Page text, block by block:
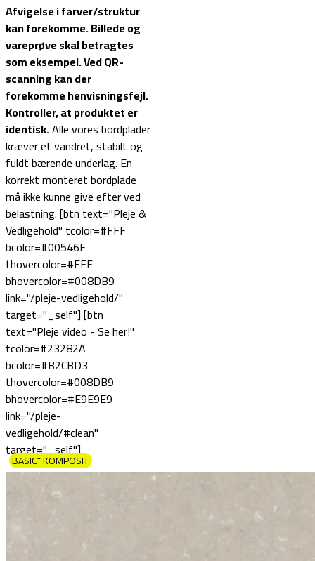
Afvigelse i farver/struktur
kan forekomme. Billede og
vareprøve skal betragtes
som eksempel.Ved QR-
scanning kan der
forekomme henvisningsfejl.
Kontroller, at produktet er
identisk.Alle vores bordplader
kræver et vandret, stabilt og
fuldt bærende underlag. En
korrekt monteret bordplade
må ikke kunne give efter ved
belastning. [btn text="Pleje &
Vedligehold" tcolor=#FFF
bcolor=#00546F
thovercolor=#FFF
bhovercolor=#008DB9
link="/pleje-vedligehold/"
target="_self"] [btn
text="Pleje video - Se her!"
tcolor=#23282A
bcolor=#B2CBD3
thovercolor=#008DB9
bhovercolor=#E9E9E9
link="/pleje-
vedligehold/#clean"
target="_self"]
BASIC⁺ KOMPOSIT